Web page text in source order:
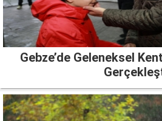
Gebze’de Geleneksel